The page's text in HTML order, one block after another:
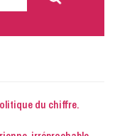
du chiffre.